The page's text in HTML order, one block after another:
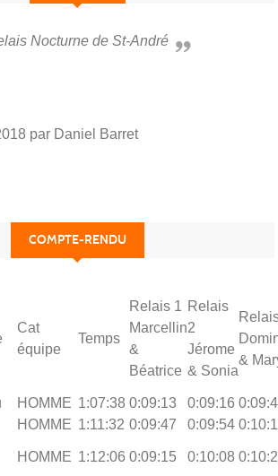
Nocturne de St-André
par Daniel Barret
COMPTE-RENDU
Cat
équipe
Temps
Relais 1
Marcellin
&
Béatrice
Relais
2
Jérome
& Sonia
&
HOMME 1:07:38 0:09:13 0:09:16
HOMME 1:11:32 0:09:47 0:09:54
HOMME 1:12:06 0:09:15 0:10:08